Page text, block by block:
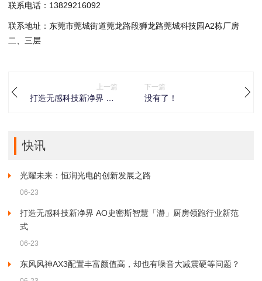
联系电话：13829216092
联系地址：东莞市莞城街道莞龙路段狮龙路莞城科技园A2栋厂房
二、三层
上一篇
打造无感科技新净界 AO
下一篇
没有了！
快讯
光耀未来：恒润光电的创新发展之路
06-23
打造无感科技新净界 AO史密斯智慧「瀞」厨房领跑行业新范
式
06-23
东风风神AX3配置丰富颜值高，却也有噪音大减震硬等问题？